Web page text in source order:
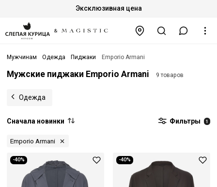
Эксклюзивная цена
Мужчинам Одежда Пиджаки Emporio Armani
Мужские пиджаки Emporio Armani 9 товаров
Одежда
Сначала новинки Фильтры 1
Emporio Armani
-40% -40%